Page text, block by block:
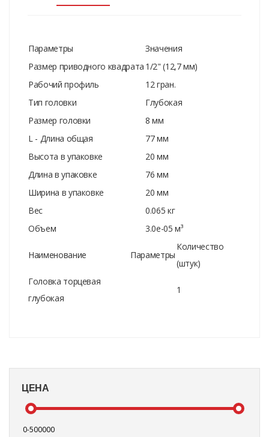
ЦЕНА
Параметры
Значения
Размер приводного квадрата 1/2" (12,7 мм)
Рабочий профиль
12 гран.
Тип головки
Глубокая
Размер головки
8 мм
L - Длина общая
77 мм
Высота в упаковке
20 мм
Длина в упаковке
76 мм
Ширина в упаковке
20 мм
Вес
0.065 кг
Объем
3.0e-05 м³
Наименование Параметры
Количество
(штук)
Головка торцевая
глубокая
1